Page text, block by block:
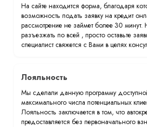
На сайте находится форма, благодаря
возможность подать заявку на кредит
рассмотрение не займет более 30 минут.
разъезжать по всей , просто оставьте
специалист свяжется с Вами в целях
Лояльность
Мы сделали данную программу
максимального числа потенциальных
Лояльность заключается в том, что
предоставляется без первоначального